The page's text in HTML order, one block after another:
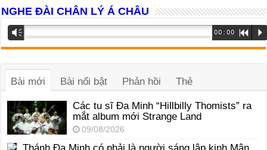
NGHE ĐÀI CHÂN LÝ Á CHÂU
Trình
phát
Vm 00:00 R P
Bài mới Bài nổi bật Phản hồi Thẻ
Các tu sĩ Đa Minh “Hillbilly Thomists” ra
mắt album mới Strange Land
09/08/2026